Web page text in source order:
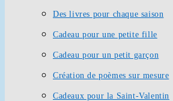
Des livres pour chaque saison
Cadeau pour une petite fille
Cadeau pour un petit garçon
Création de poèmes sur mesure
Cadeaux pour la Saint-Valentin